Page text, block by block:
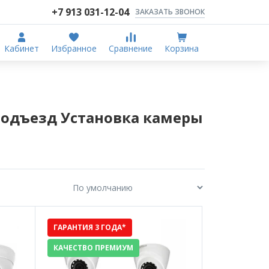
+7 913 031-12-04 ЗАКАЗАТЬ ЗВОНОК
Кабинет Избранное Сравнение Корзина
Установка камеры
ГАРАНТИЯ 3 ГОДА*
КАЧЕСТВО ПРЕМИУМ